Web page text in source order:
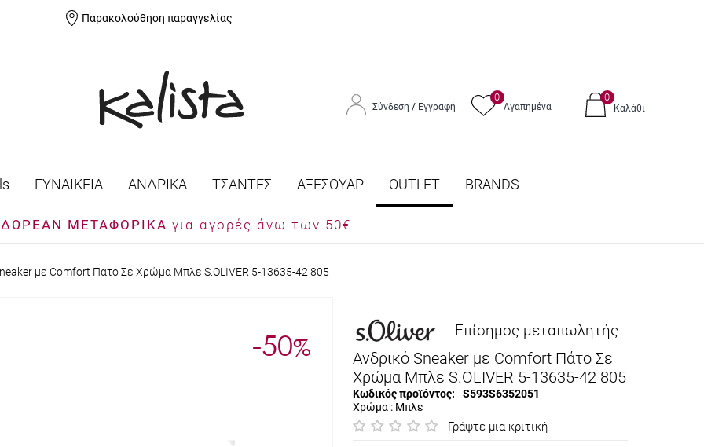
Παρακολούθηση παραγγελίας
Σύνδεση / Εγγραφή
0
Αγαπημένα
0
Καλάθι
ΓΥΝΑΙΚΕΙΑ ΑΝΔΡΙΚΑ ΤΣΑΝΤΕΣ ΑΞΕΣΟΥΑΡ OUTLET BRANDS
ΔΩΡΕΑΝ ΜΕΤΑΦΟΡΙΚΑ για αγορές άνω των 50€
με Comfort Πάτο Σε Χρώμα Μπλε S.OLIVER 5-13635-42 805
-50%
Επίσημος μεταπωλητής
Ανδρικό Sneaker με Comfort Πάτο Σε
Χρώμα Μπλε S.OLIVER 5-13635-42 805
Κωδικός προϊόντος:
S593S6352051
Χρώμα : Μπλε
Γράψτε μια κριτική